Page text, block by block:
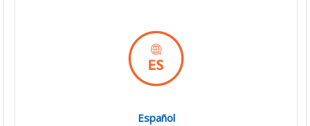
Español